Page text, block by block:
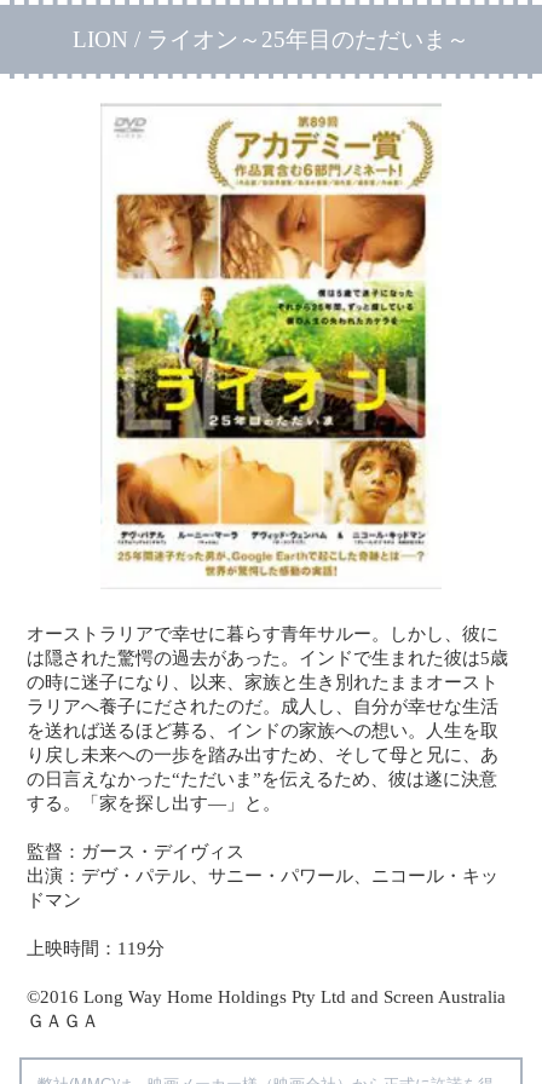
LION / ライオン～25年目のただいま～
オーストラリアで幸せに暮らす青年サルー。しかし、彼に
は隠された驚愕の過去があった。インドで生まれた彼は5歳
の時に迷子になり、以来、家族と生き別れたままオースト
ラリアへ養子にだされたのだ。成人し、自分が幸せな生活
を送れば送るほど募る、インドの家族への想い。人生を取
り戻し未来への一歩を踏み出すため、そして母と兄に、あ
の日言えなかった“ただいま”を伝えるため、彼は遂に決意
する。「家を探し出す―」と。
監督：ガース・デイヴィス
出演：デヴ・パテル、サニー・パワール、ニコール・キッ
ドマン
上映時間：119分
©2016 Long Way Home Holdings Pty Ltd and Screen Australia
ＧＡＧＡ